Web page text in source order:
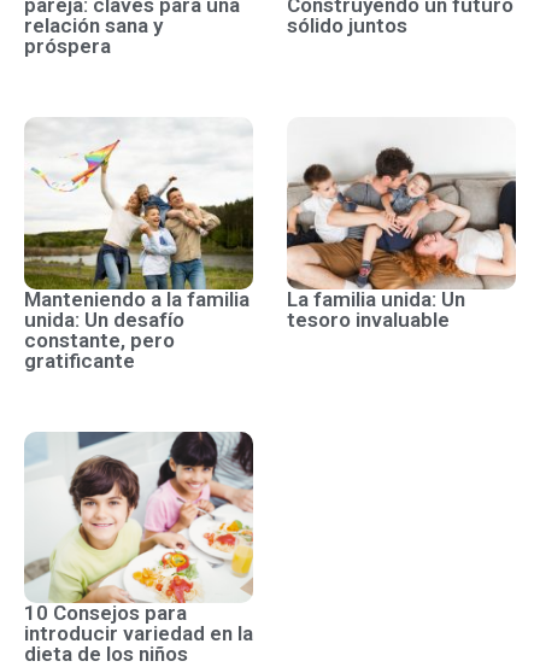
pareja: claves para una
relación sana y
próspera
Construyendo un futuro
sólido juntos
Manteniendo a la familia
unida: Un desafío
constante, pero
gratificante
La familia unida: Un
tesoro invaluable
10 Consejos para
introducir variedad en la
dieta de los niños